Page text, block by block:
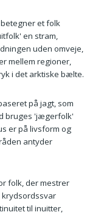
et folk
en stram,
uden omveje,
mellem regioner,
i det arktiske bælte.
på jagt, som
bruges 'jægerfolk'
er på livsform og
antyder
folk, der mestrer
krydsordssvar
til inuitter,